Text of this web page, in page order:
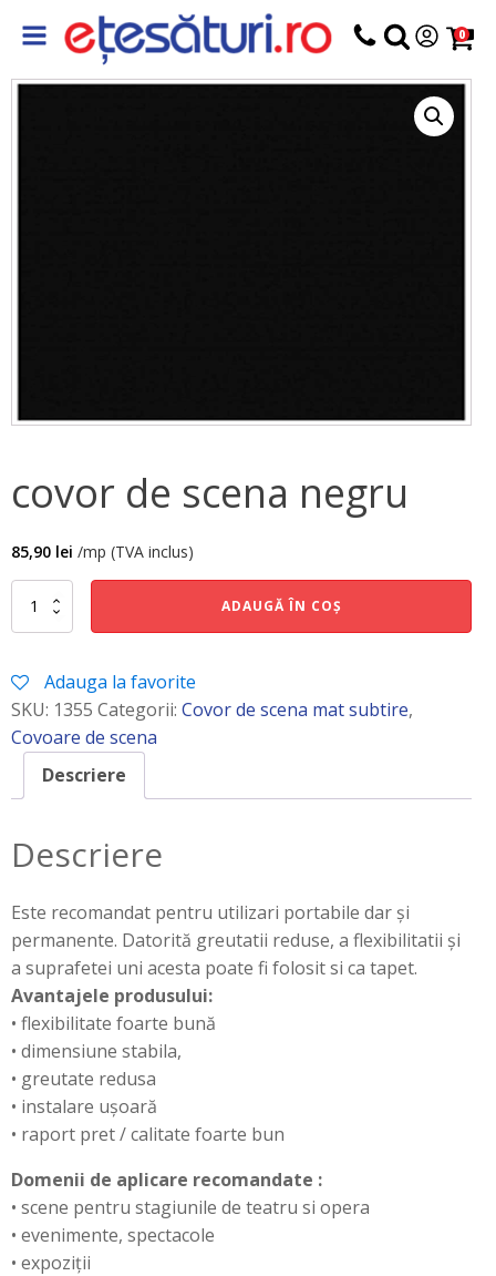
0
covor de scena negru
85,90 lei /mp (TVA inclus)
Cantitate
negru
ADAUGĂ ÎN COȘ
Adauga la favorite
SKU: 1355 Categorii: Covor de scena mat subtire,
Covoare de scena
Descriere
Descriere
Este recomandat pentru utilizari portabile dar și
permanente. Datorită greutatii reduse, a flexibilitatii și
a suprafetei uni acesta poate fi folosit si ca tapet.
Avantajele produsului:
• flexibilitate foarte bună
• dimensiune stabila,
• greutate redusa
• instalare ușoară
• raport pret / calitate foarte bun
Domenii de aplicare recomandate :
• scene pentru stagiunile de teatru si opera
• evenimente, spectacole
• expoziții